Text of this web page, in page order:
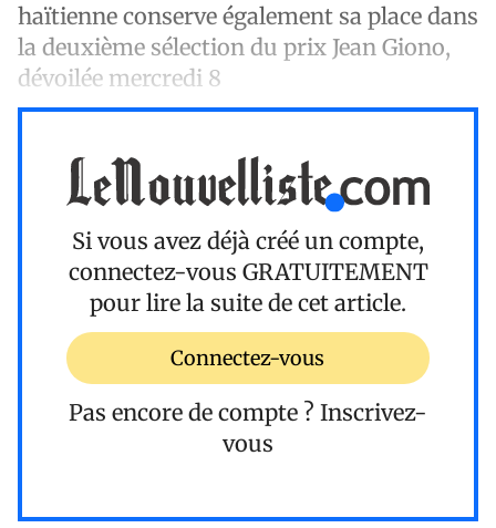
haïtienne conserve également sa place dans
la deuxième sélection du prix Jean Giono,
dévoilée mercredi 8
Si vous avez déjà créé un compte,
connectez-vous GRATUITEMENT
pour lire la suite de cet article.
Connectez-vous
Pas encore de compte ? Inscrivez-
vous